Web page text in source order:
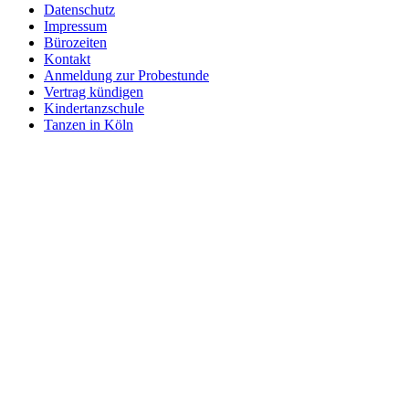
Datenschutz
Impressum
Bürozeiten
Kontakt
Anmeldung zur Probestunde
Vertrag kündigen
Kindertanzschule
Tanzen in Köln